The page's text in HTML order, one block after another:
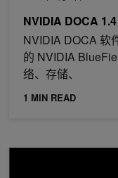
NVIDIA DOCA
NVIDIA DOCA 软
的 NVIDIA
络、存储、
1 MIN READ